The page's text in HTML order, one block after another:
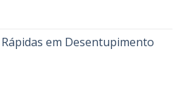
em Desentupimento